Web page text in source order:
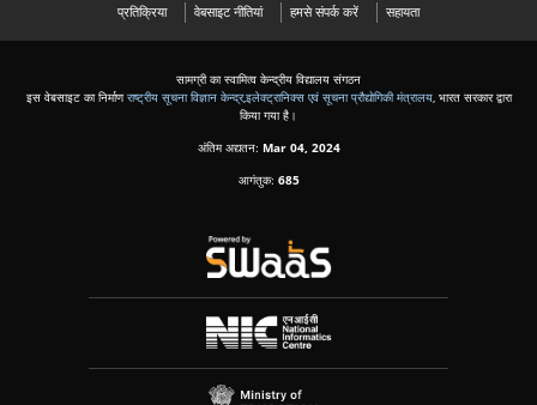
प्रतिक्रिया वेबसाइट नीतियां हमसे संपर्क करें सहायता
सामग्री का स्वामित्व केन्द्रीय विद्यालय संगठन
इस वेबसाइट का निर्माणराष्ट्रीय सूचना विज्ञान केन्द्र,इलेक्ट्रानिक्स एवं सूचना प्रौद्योगिकी मंत्रालय, भारत सरकार द्वारा
किया गया है।
अंतिम अद्यतन: Mar 04, 2024
आगंतुक: 685